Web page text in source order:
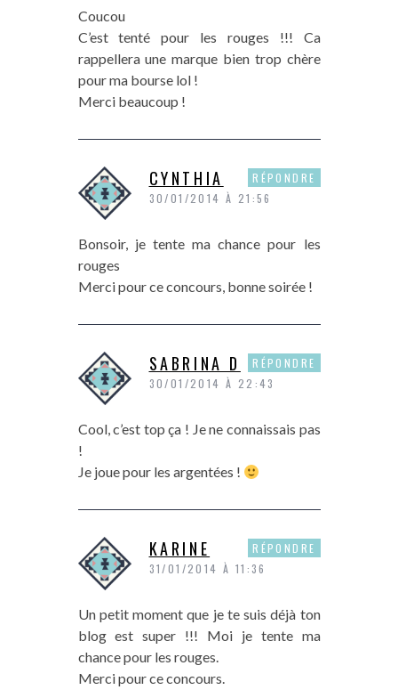
Coucou
C’est tenté pour les rouges !!! Ca
rappellera une marque bien trop chère
pour ma bourse lol !
Merci beaucoup !
CYNTHIA
30/01/2014 À 21:56
Bonsoir, je tente ma chance pour les
rouges
Merci pour ce concours, bonne soirée !
RÉPONDRE
SABRINA D
30/01/2014 À 22:43
Cool, c’est top ça ! Je ne connaissais pas
!
Je joue pour les argentées !
RÉPONDRE
KARINE
31/01/2014 À 11:36
Un petit moment que je te suis déjà ton
blog est super !!! Moi je tente ma
chance pour les rouges.
Merci pour ce concours.
RÉPONDRE